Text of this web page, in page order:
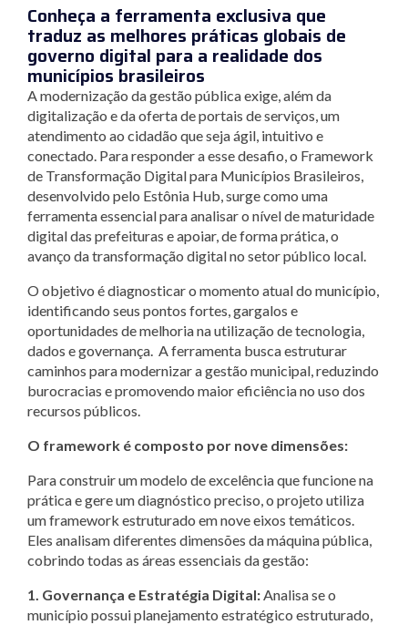
Conheça a ferramenta exclusiva que
traduz as melhores práticas globais de
governo digital para a realidade dos
municípios brasileiros
A modernização da gestão pública exige, além da
digitalização e da oferta de portais de serviços, um
atendimento ao cidadão que seja ágil, intuitivo e
conectado. Para responder a esse desafio, o Framework
de Transformação Digital para Municípios Brasileiros,
desenvolvido pelo Estônia Hub, surge como uma
ferramenta essencial para analisar o nível de maturidade
digital das prefeituras e apoiar, de forma prática, o
avanço da transformação digital no setor público local.
O objetivo é diagnosticar o momento atual do município,
identificando seus pontos fortes, gargalos e
oportunidades de melhoria na utilização de tecnologia,
dados e governança. A ferramenta busca estruturar
caminhos para modernizar a gestão municipal, reduzindo
burocracias e promovendo maior eficiência no uso dos
recursos públicos.
O framework é composto por nove dimensões:
Para construir um modelo de excelência que funcione na
prática e gere um diagnóstico preciso, o projeto utiliza
um framework estruturado em nove eixos temáticos.
Eles analisam diferentes dimensões da máquina pública,
cobrindo todas as áreas essenciais da gestão:
1. Governança e Estratégia Digital:Analisa se o
município possui planejamento estratégico estruturado,